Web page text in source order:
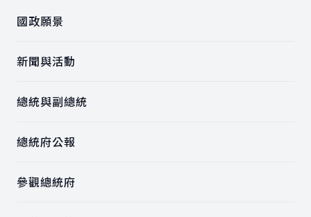
國政願景
新聞與活動
總統與副總統
總統府公報
參觀總統府